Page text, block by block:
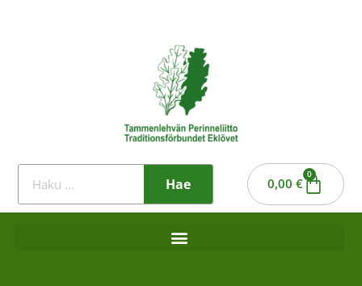
Hae 0,00 €
0